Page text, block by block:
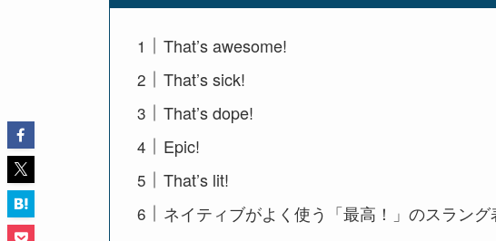
That’s awesome!
That’s sick!
That’s dope!
Epic!
That’s lit!
ネイティブがよく使う「最高！」のスラング